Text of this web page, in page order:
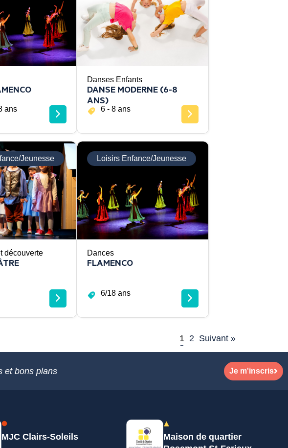
ans
Danses Enfants
DANSE MODERNE (6-8
ANS)
6 - 8 ans
Jeunesse
découverte
Loisirs Enfance/Jeunesse
Dances
FLAMENCO
6/18 ans
1 2 Suivant »
et bons plans Je m'inscris
MJC Clairs-Soleils
Maison de quartier